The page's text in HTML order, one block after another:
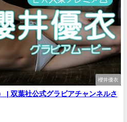
櫻井優衣
| 双葉社公式グラビアチャンネルさ